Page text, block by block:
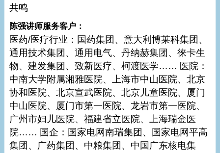
共鸣
陈强讲师服务客户：
医药/医疗行业：国药集团、意大利博莱科集团、
通用技术集团、通用电气、丹纳赫集团、徕卡生
物、建发集团、致新医疗、柯渡医学…… 医院：
中南大学附属湘雅医院、上海市中山医院、北京
协和医院、北京宣武医院、北京儿童医院、厦门
中山医院、厦门市第一医院、龙岩市第一医院、
广州市妇儿医院、福建省立医院、上海瑞金医
院…… 国企：国家电网南瑞集团、国家电网平高
集团、广药集团、中粮集团、中国广东核电集